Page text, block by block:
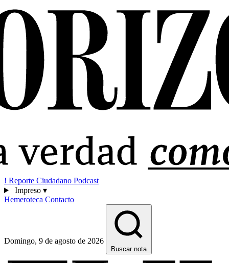
! Reporte Ciudadano Podcast
Impreso ▾
Hemeroteca Contacto
Domingo, 9 de agosto de 2026
Buscar nota